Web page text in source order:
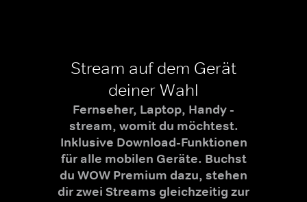
Stream auf dem Gerät
deiner Wahl
Fernseher, Laptop, Handy -
stream, womit du möchtest.
Inklusive Download-Funktionen
für alle mobilen Geräte. Buchst
du WOW Premium dazu, stehen
dir zwei Streams gleichzeitig zur